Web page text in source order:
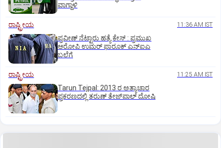
ವಾಗ್ದಾಳಿ
ರಾಷ್ಟ್ರೀಯ 11:36 AM IST
ಪ್ರವೀಣ್ ನೆಟ್ಟಾರು ಹತ್ಯೆ ಕೇಸ್ : ಪ್ರಮುಖ
ಆರೋಪಿ ಉಮರ್ ಫಾರೂಕ್ ಎನ್‌ಐಎ
ಬಲೆಗೆ
ರಾಷ್ಟ್ರೀಯ 11:25 AM IST
Tarun Tejpal: 2013 ರ ಅತ್ಯಾಚಾರ
ಪ್ರಕರಣದಲ್ಲಿ ತರುಣ್ ತೇಜ್‌ಪಾಲ್ ದೋಷಿ